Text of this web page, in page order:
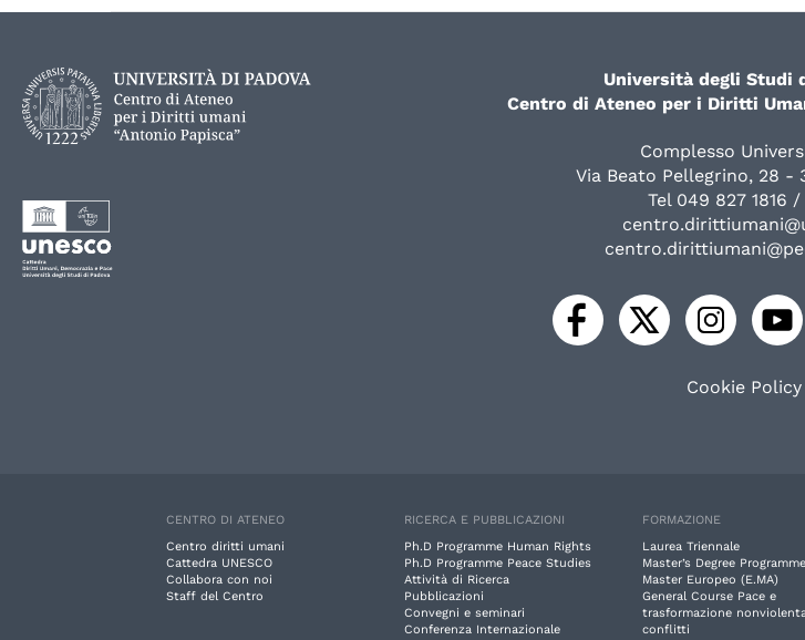
Università degli Studi
Centro di Ateneo per i Diritti
Complesso
Via Beato Pellegrino, 28 -
Tel 049 827 1816 /
Cookie Policy
CENTRO DI ATENEO
Centro diritti umani
Cattedra UNESCO
Collabora con noi
Staff del Centro
RICERCA E PUBBLICAZIONI
Ph.D Programme Human Rights
Ph.D Programme Peace Studies
Attività di Ricerca
Pubblicazioni
Convegni e seminari
Conferenza Internazionale
FORMAZIONE
Laurea Triennale
Master’s Degree
Master Europeo (E.MA)
General Course Pace e
trasformazione
conflitti